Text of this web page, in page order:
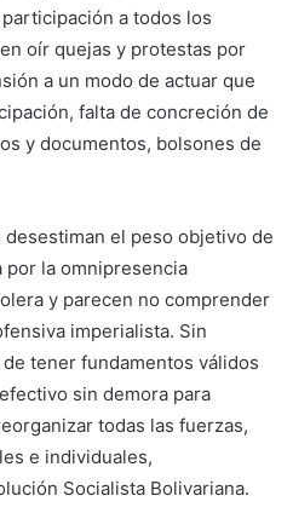
a todos los
oír quejas y protestas por
a un modo de actuar que
falta de concreción de
y documentos, bolsones de
el peso objetivo de
por la omnipresencia
y parecen no comprender
imperialista. Sin
tener fundamentos válidos
sin demora para
todas las fuerzas,
e individuales,
Socialista Bolivariana.